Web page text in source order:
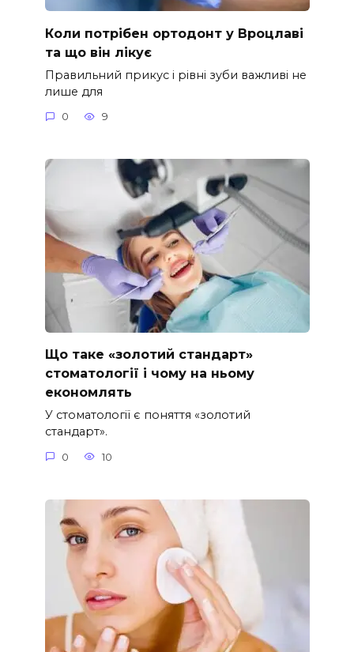
Коли потрібен ортодонт у Вроцлаві
та що він лікує
Правильний прикус і рівні зуби важливі не
лише для
0 9
Що таке «золотий стандарт»
стоматології і чому на ньому
економлять
У стоматології є поняття «золотий
стандарт».
0 10